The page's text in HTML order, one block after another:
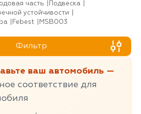
Ходовая часть
Подвеска
устойчивости
Febest MSB003
Фильтр
ваш автомобиль —
соответствие для